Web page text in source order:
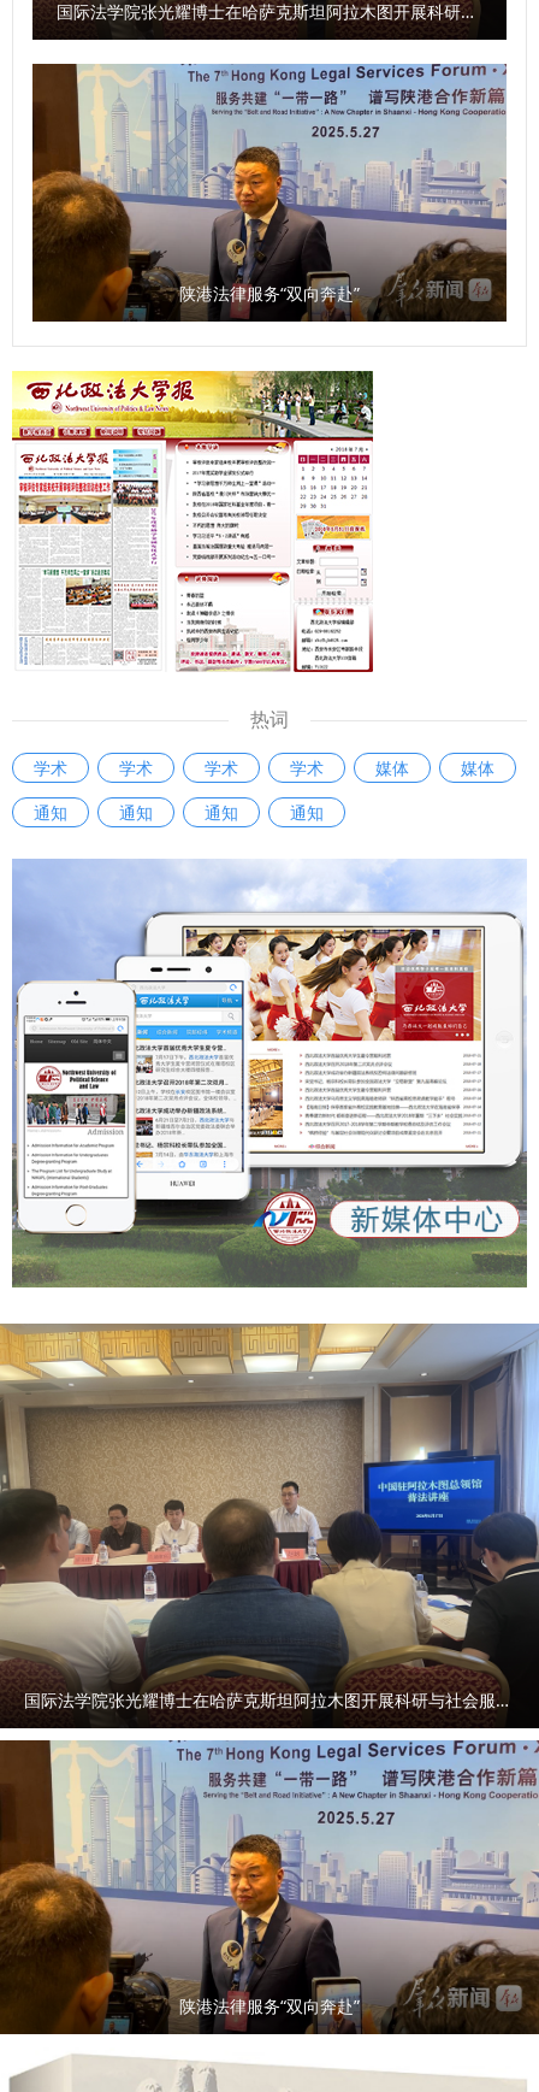
稿：经济法学院（知识产权学院） 撰稿：张兴浩 审核：李建
梅）
国际法学院张光耀博士在哈萨克斯坦阿拉木图开展科研与社会服务活动
陕港法律服务“双向奔赴”
热词
学术 学术 学术 学术 媒体
媒体
通知
通知 通知 通知
国际法学院张光耀博士在哈萨克斯坦阿拉木图开展科研与社会服务活动
陕港法律服务“双向奔赴”